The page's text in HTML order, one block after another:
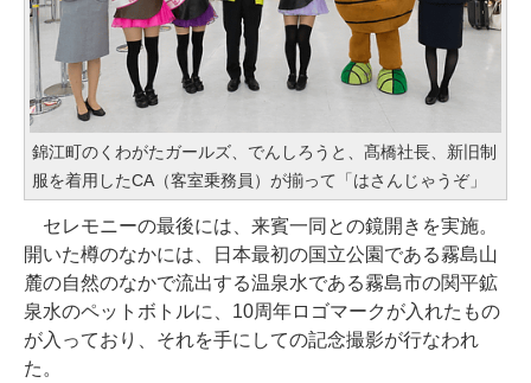
錦江町のくわがたガールズ、でんしろうと、髙橋社長、新旧制
服を着用したCA（客室乗務員）が揃って「はさんじゃうぞ」
セレモニーの最後には、来賓一同との鏡開きを実施。
開いた樽のなかには、日本最初の国立公園である霧島山
麓の自然のなかで流出する温泉水である霧島市の関平鉱
泉水のペットボトルに、10周年ロゴマークが入れたもの
が入っており、それを手にしての記念撮影が行なわれ
た。